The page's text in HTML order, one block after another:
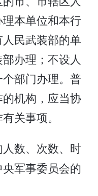
本单位和本行
民武装部的单
办理；不设人
部门办理。普
机构，应当协
关事项。
数、次数、时
军事委员会的